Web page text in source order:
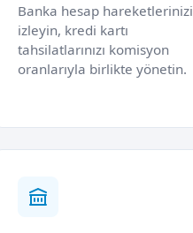
Banka hesap hareketlerinizi
izleyin, kredi kartı
tahsilatlarınızı komisyon
oranlarıyla birlikte yönetin.